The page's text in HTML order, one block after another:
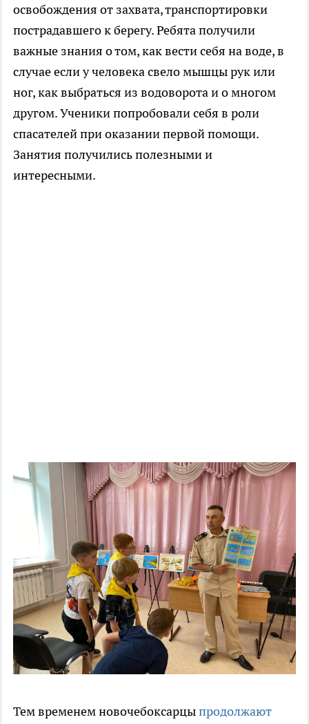
освобождения от захвата, транспортировки
пострадавшего к берегу. Ребята получили
важные знания о том, как вести себя на воде, в
случае если у человека свело мышцы рук или
ног, как выбраться из водоворота и о многом
другом. Ученики попробовали себя в роли
спасателей при оказании первой помощи.
Занятия получились полезными и
интересными.
Тем временем новочебоксарцыпродолжают